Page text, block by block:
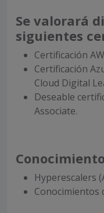
Se valorará
siguientes
Certificación
Certificación
Cloud Digital
Deseable
Associate.
Hyperescalers
Conocimientos